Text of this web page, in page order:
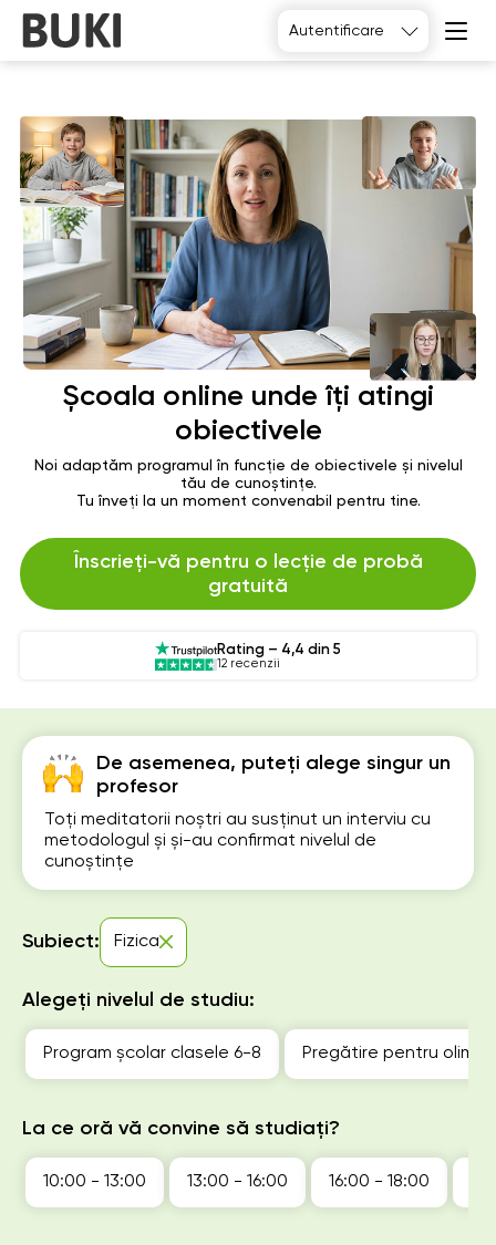
Autentificare
De asemenea, puteți alege singur un
profesor
Toți meditatorii noștri au susținut un interviu cu
metodologul și și-au confirmat nivelul de
cunoștințe
Subiect: Fizica
Alegeți nivelul de studiu:
Program școlar clasele 6-8 Pregătire pentru
La ce oră vă convine să studiați?
10:00 - 13:00 13:00 - 16:00 16:00 - 18:00
Școala online unde îți atingi
obiectivele
Noi adaptăm programul în funcție de obiectivele și nivelul
tău de cunoștințe.
Tu înveți la un moment convenabil pentru tine.
Înscrieți-vă pentru o lecție de probă
gratuită
Rating – 4,4 din 5
12 recenzii
Alegeți